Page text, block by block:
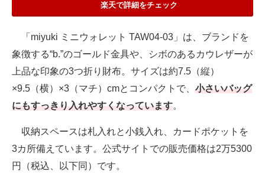
楽天で詳細をチェック
「miyuki ミニウォレット TAW04-03」は、ブランドを
象徴する“b.”のゴールド金具や、シボのあるカウレザーが
上品な印象の3つ折り財布。サイズは約7.5（縦）
×9.5（横）×3（マチ）cmとコンパクトで、 小さいバッグ
にもすっきり入れやすくなっています。
収納スペースは札入れと小銭入れ、カードポケットを
3カ所備えています。公式サイトでの販売価格は2万5300
円（税込、以下同）です。